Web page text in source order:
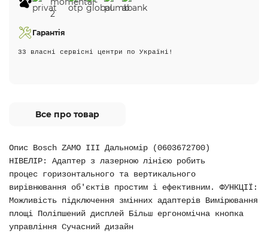
Гарантія
33 власні сервісні центри по Україні!
Все про товар
Опис Bosch ZAMO III Дальномір (0603672700)
НІВЕЛІР: Адаптер з лазерною лінією робить
процес горизонтального та вертикального
вирівнювання об'єктів простим і ефективним. ФУНКЦІЇ:
Можливість підключення змінних адаптерів Вимірювання
площі Поліпшений дисплей Більш ергономічна кнопка
управління Сучасний дизайн